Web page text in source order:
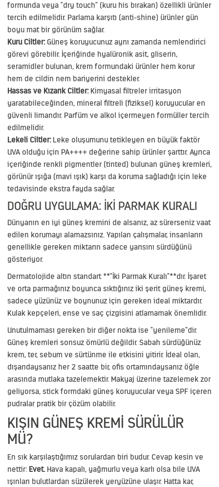
formunda veya "dry touch" (kuru his bırakan) özellikli ürünler
tercih edilmelidir. Parlama karşıtı (anti-shine) ürünler gün
boyu mat bir görünüm sağlar.
Kuru Ciltler:Güneş koruyucunuz aynı zamanda nemlendirici
görevi görebilir. İçeriğinde hyalüronik asit, gliserin,
seramidler bulunan, krem formundaki ürünler hem korur
hem de cildin nem bariyerini destekler.
Hassas ve Kızarık Ciltler:Kimyasal filtreler irritasyon
yaratabileceğinden, mineral filtreli (fiziksel) koruyucular en
güvenli limandır. Parfüm ve alkol içermeyen formüller tercih
edilmelidir.
Lekeli Ciltler:Leke oluşumunu tetikleyen en büyük faktör
UVA olduğu için PA++++ değerine sahip ürünler şarttır. Ayrıca
içeriğinde renkli pigmentler (tinted) bulunan güneş kremleri,
görünür ışığa (mavi ışık) karşı da koruma sağladığı için leke
tedavisinde ekstra fayda sağlar.
DOĞRU UYGULAMA: İKI PARMAK KURALI
Dünyanın en iyi güneş kremini de alsanız, az sürerseniz vaat
edilen korumayı alamazsınız. Yapılan çalışmalar, insanların
genellikle gereken miktarın sadece yarısını sürdüğünü
gösteriyor.
Dermatolojide altın standart **"İki Parmak Kuralı"**dır. İşaret
ve orta parmağınız boyunca sıktığınız iki şerit güneş kremi,
sadece yüzünüz ve boynunuz için gereken ideal miktardır.
Kulak kepçeleri, ense ve saç çizgisini atlamamak önemlidir.
Unutulmaması gereken bir diğer nokta ise "yenileme"dir.
Güneş kremleri sonsuz ömürlü değildir. Sabah sürdüğünüz
krem, ter, sebum ve sürtünme ile etkisini yitirir. İdeal olan,
dışarıdaysanız her 2 saatte bir, ofis ortamındaysanız öğle
arasında mutlaka tazelemektir. Makyaj üzerine tazelemek zor
geliyorsa, stick formdaki güneş koruyucular veya SPF içeren
pudralar pratik bir çözüm olabilir.
KIŞIN GÜNEŞ KREMI SÜRÜLÜR
MÜ?
En sık karşılaştığımız sorulardan biri budur. Cevap kesin ve
nettir: Evet. Hava kapalı, yağmurlu veya karlı olsa bile UVA
ışınları bulutlardan süzülerek yeryüzüne ulaşır. Hatta kar,